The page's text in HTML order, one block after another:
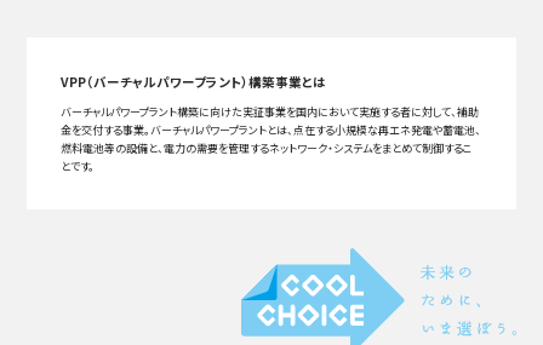
VPP（バーチャルパワープラント）構築事業とは
バーチャルパワープラント構築に向けた実証事業を国内において実施する者に対して、補助
金を交付する事業。バーチャルパワープラントとは、点在する小規模な再エネ発電や蓄電池、
燃料電池等の設備と、電力の需要を管理するネットワーク・システムをまとめて制御するこ
とです。